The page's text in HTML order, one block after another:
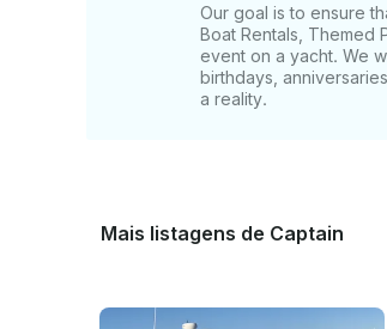
Our goal is to ensure
Boat Rentals, Themed
event on a yacht. We
birthdays,
a reality.
Mais listagens de Captain